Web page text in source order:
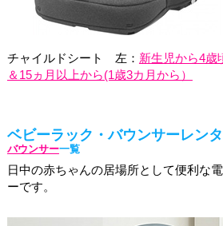
チャイルドシート 左： 新生児から4歳
＆15ヵ月以上から(1歳3カ月から）
ベビーラック・バウンサーレン
バウンサー一覧
日中の赤ちゃんの居場所として便利な
ーです。